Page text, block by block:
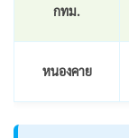
กทม.
หนองคาย